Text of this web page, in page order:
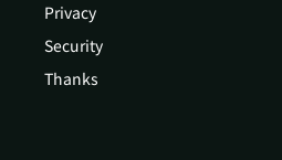
Privacy
Security
Thanks